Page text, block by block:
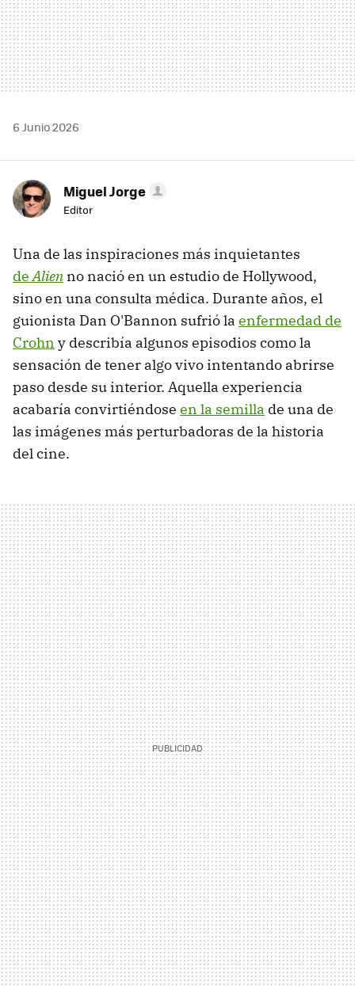
6 Junio 2026
Miguel Jorge
Editor
Una de las inspiraciones más inquietantes
deAlien no nació en un estudio de Hollywood,
sino en una consulta médica. Durante años, el
guionista Dan O'Bannon sufrió la enfermedad de
Crohn y describía algunos episodios como la
sensación de tener algo vivo intentando abrirse
paso desde su interior. Aquella experiencia
acabaría convirtiéndose en la semilla de una de
las imágenes más perturbadoras de la historia
del cine.